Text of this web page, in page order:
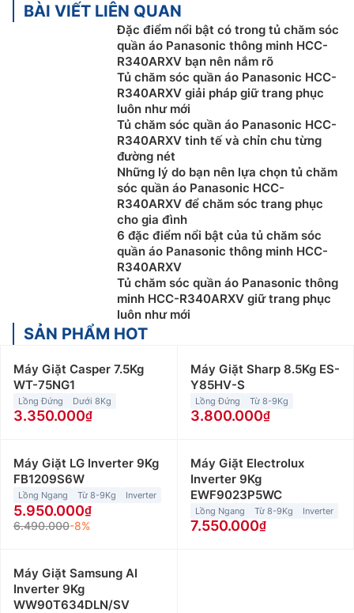
BÀI VIẾT LIÊN QUAN
Đặc điểm nổi bật có trong tủ chăm sóc
quần áo Panasonic thông minh HCC-
R340ARXV bạn nên nắm rõ
Tủ chăm sóc quần áo Panasonic HCC-
R340ARXV giải pháp giữ trang phục
luôn như mới
Tủ chăm sóc quần áo Panasonic HCC-
R340ARXV tinh tế và chỉn chu từng
đường nét
Những lý do bạn nên lựa chọn tủ chăm
sóc quần áo Panasonic HCC-
R340ARXV để chăm sóc trang phục
cho gia đình
6 đặc điểm nổi bật của tủ chăm sóc
quần áo Panasonic thông minh HCC-
R340ARXV
Tủ chăm sóc quần áo Panasonic thông
minh HCC-R340ARXV giữ trang phục
luôn như mới
SẢN PHẨM HOT
Máy Giặt Casper 7.5Kg
WT-75NG1
Lồng Đứng Dưới 8Kg
3.350.000
Máy Giặt Sharp 8.5Kg ES-
Y85HV-S
Lồng Đứng Từ 8-9Kg
3.800.000
Máy Giặt LG Inverter 9Kg
FB1209S6W
Lồng Ngang Từ 8-9Kg Inverter
5.950.000
6.490.000-8%
Máy Giặt Electrolux
Inverter 9Kg
EWF9023P5WC
Lồng Ngang Từ 8-9Kg Inverter
7.550.000
Máy Giặt Samsung AI
Inverter 9Kg
WW90T634DLN/SV